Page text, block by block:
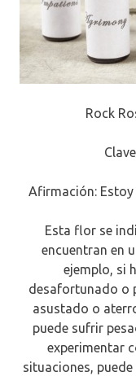
Rock
Afirmación:
Esta flor se
encuentran en
ejemplo, si
desafortunado o
asustado o
puede sufrir
experimentar
situaciones,